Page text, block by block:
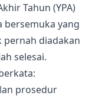
Tahun (YPA)
bersemuka yang
diadakan
selesai.
prosedur